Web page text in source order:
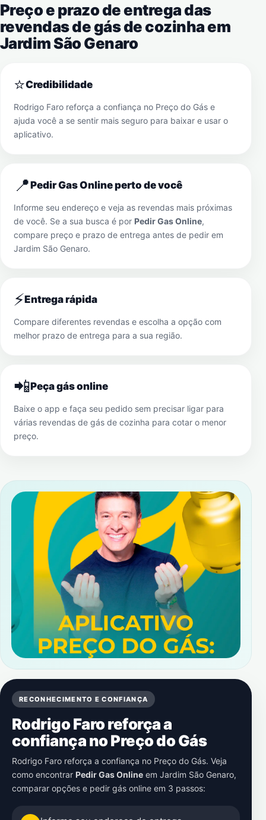
Preço e prazo de entrega das
revendas de gás de cozinha em
Jardim São Genaro
⭐Credibilidade
Rodrigo Faro reforça a confiança no Preço do Gás e
ajuda você a se sentir mais seguro para baixar e usar o
aplicativo.
📍Pedir Gas Online perto de você
Informe seu endereço e veja as revendas mais próximas
de você. Se a sua busca é por Pedir Gas Online,
compare preço e prazo de entrega antes de pedir em
Jardim São Genaro.
⚡Entrega rápida
Compare diferentes revendas e escolha a opção com
melhor prazo de entrega para a sua região.
📲Peça gás online
Baixe o app e faça seu pedido sem precisar ligar para
várias revendas de gás de cozinha para cotar o menor
preço.
RECONHECIMENTO E CONFIANÇA
Rodrigo Faro reforça a
confiança no Preço do Gás
Rodrigo Faro reforça a confiança no Preço do Gás. Veja
como encontrar Pedir Gas Online em Jardim São Genaro,
comparar opções e pedir gás online em 3 passos: